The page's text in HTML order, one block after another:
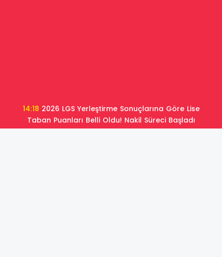
14:18
Taban Puanları Belli Oldu! Nakil Süreci Başladı